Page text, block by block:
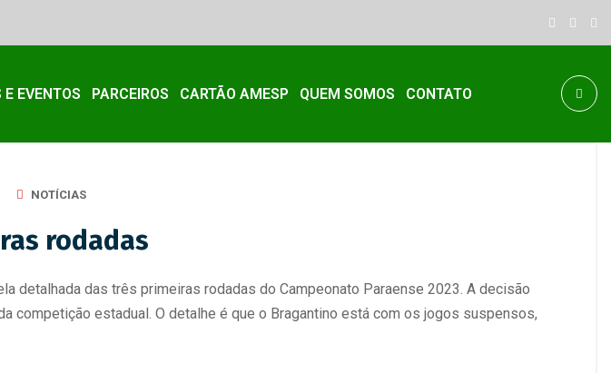
E EVENTOS PARCEIROS CARTÃO AMESP QUEM SOMOS CONTATO
NOTÍCIAS
rodadas
detalhada das três primeiras rodadas do Campeonato Paraense 2023. A decisão
competição estadual. O detalhe é que o Bragantino está com os jogos suspensos,